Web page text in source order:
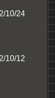
10/24
10/12